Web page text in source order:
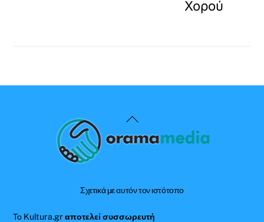
Χορού
Back
To
Σχετικά με αυτόν τον ιστότοπο
Το Kultura.grαποτελεί συσσωρευτή